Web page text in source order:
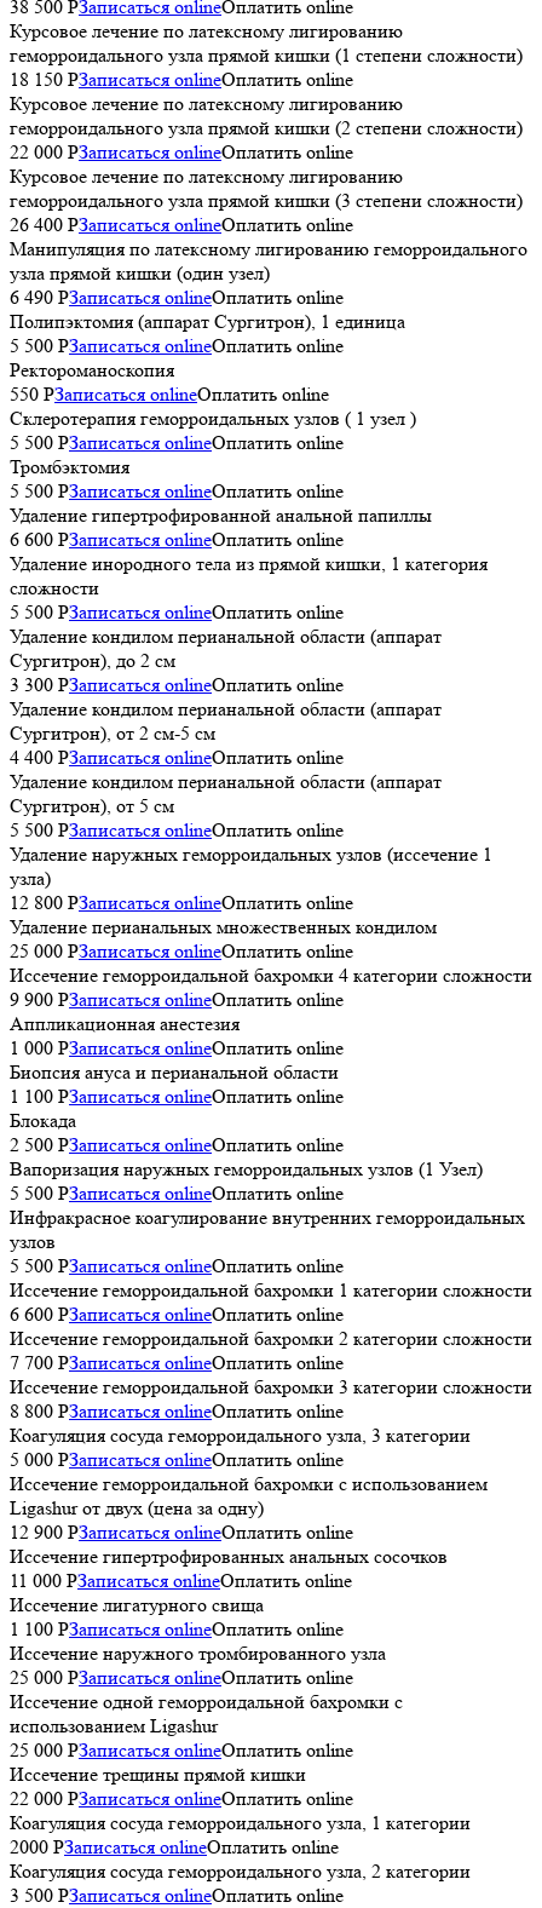
38 500 PЗаписаться onlineОплатить online
Курсовое лечение по латексному лигированию
геморроидального узла прямой кишки (1 степени сложности)
18 150 PЗаписаться onlineОплатить online
Курсовое лечение по латексному лигированию
геморроидального узла прямой кишки (2 степени сложности)
22 000 PЗаписаться onlineОплатить online
Курсовое лечение по латексному лигированию
геморроидального узла прямой кишки (3 степени сложности)
26 400 PЗаписаться onlineОплатить online
Манипуляция по латексному лигированию геморроидального
узла прямой кишки (один узел)
6 490 PЗаписаться onlineОплатить online
Полипэктомия (аппарат Сургитрон), 1 единица
5 500 PЗаписаться onlineОплатить online
Ректороманоскопия
550 PЗаписаться onlineОплатить online
Склеротерапия геморроидальных узлов ( 1 узел )
5 500 PЗаписаться onlineОплатить online
Тромбэктомия
5 500 PЗаписаться onlineОплатить online
Удаление гипертрофированной анальной папиллы
6 600 PЗаписаться onlineОплатить online
Удаление инородного тела из прямой кишки, 1 категория
сложности
5 500 PЗаписаться onlineОплатить online
Удаление кондилом перианальной области (аппарат
Сургитрон), до 2 см
3 300 PЗаписаться onlineОплатить online
Удаление кондилом перианальной области (аппарат
Сургитрон), от 2 см-5 см
4 400 PЗаписаться onlineОплатить online
Удаление кондилом перианальной области (аппарат
Сургитрон), от 5 см
5 500 PЗаписаться onlineОплатить online
Удаление наружных геморроидальных узлов (иссечение 1
узла)
12 800 PЗаписаться onlineОплатить online
Удаление перианальных множественных кондилом
25 000 PЗаписаться onlineОплатить online
Иссечение геморроидальной бахромки 4 категории сложности
9 900 PЗаписаться onlineОплатить online
Аппликационная анестезия
1 000 PЗаписаться onlineОплатить online
Биопсия ануса и перианальной области
1 100 PЗаписаться onlineОплатить online
Блокада
2 500 PЗаписаться onlineОплатить online
Вапоризация наружных геморроидальных узлов (1 Узел)
5 500 PЗаписаться onlineОплатить online
Инфракрасное коагулирование внутренних геморроидальных
узлов
5 500 PЗаписаться onlineОплатить online
Иссечение геморроидальной бахромки 1 категории сложности
6 600 PЗаписаться onlineОплатить online
Иссечение геморроидальной бахромки 2 категории сложности
7 700 PЗаписаться onlineОплатить online
Иссечение геморроидальной бахромки 3 категории сложности
8 800 PЗаписаться onlineОплатить online
Коагуляция сосуда геморроидального узла, 3 категории
5 000 PЗаписаться onlineОплатить online
Иссечение геморроидальной бахромки с использованием
Ligashur от двух (цена за одну)
12 900 PЗаписаться onlineОплатить online
Иссечение гипертрофированных анальных сосочков
11 000 PЗаписаться onlineОплатить online
Иссечение лигатурного свища
1 100 PЗаписаться onlineОплатить online
Иссечение наружного тромбированного узла
25 000 PЗаписаться onlineОплатить online
Иссечение одной геморроидальной бахромки с
использованием Ligashur
25 000 PЗаписаться onlineОплатить online
Иссечение трещины прямой кишки
22 000 PЗаписаться onlineОплатить online
Коагуляция сосуда геморроидального узла, 1 категории
2000 PЗаписаться onlineОплатить online
Коагуляция сосуда геморроидального узла, 2 категории
3 500 PЗаписаться onlineОплатить online